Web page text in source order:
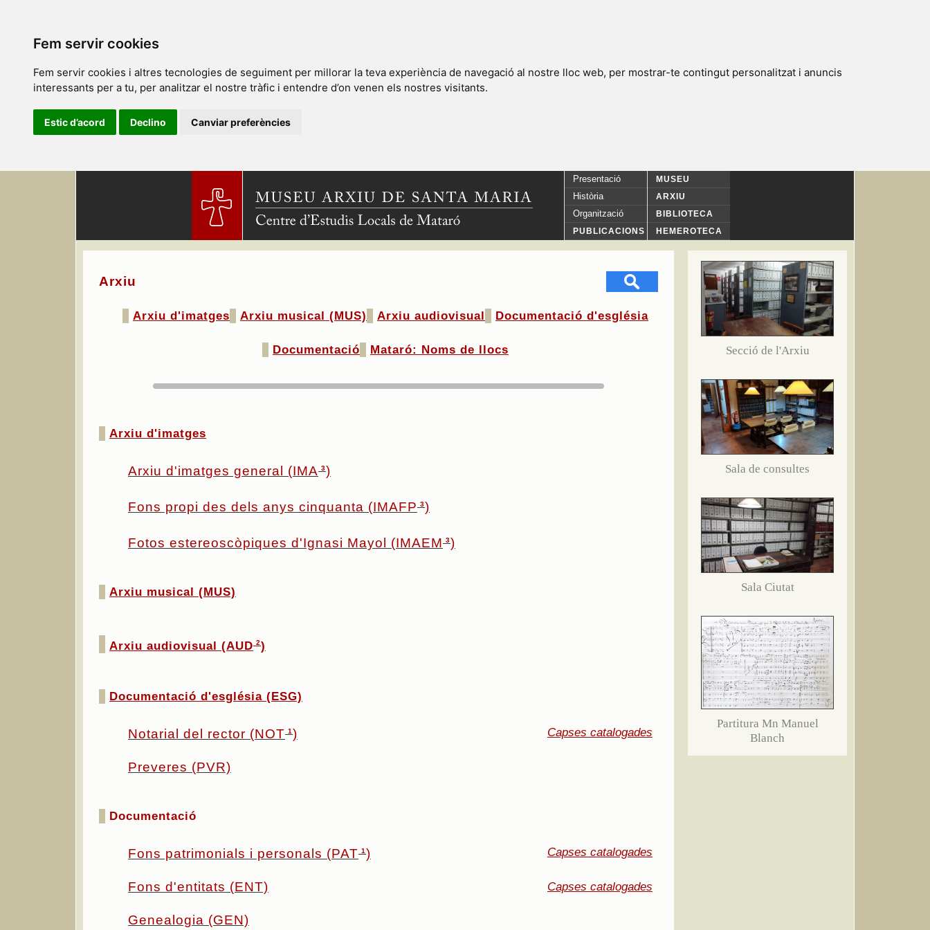
Fem servir cookies
Fem servir cookies i altres tecnologies de seguiment per millorar la teva experiència de navegació al nostre lloc web, per mostrar-te contingut personalitzat i anuncis
interessants per a tu, per analitzar el nostre tràfic i entendre d’on venen els nostres visitants.
Estic d’acord Declino Canviar preferències
Presentació
Història
Organització
PUBLICACIONS
MUSEU
ARXIU
BIBLIOTECA
HEMEROTECA
Arxiu
Arxiu d'imatges Arxiu musical (MUS) Arxiu audiovisual Documentació d'església
Documentació Mataró: Noms de llocs
Arxiu d'imatges
Arxiu d'imatges general (IMA 3)
Fons propi des dels anys cinquanta (IMAFP 3)
Fotos estereoscòpiques d'Ignasi Mayol (IMAEM 3)
Arxiu musical (MUS)
Arxiu audiovisual (AUD 2)
Documentació d'església (ESG)
Notarial del rector (NOT 1 ) Capses catalogades
Preveres (PVR)
Documentació
Fons patrimonials i personals (PAT 1 ) Capses catalogades
Fons d'entitats (ENT) Capses catalogades
Genealogia (GEN)
Secció de l'Arxiu
Sala de consultes
Sala Ciutat
Partitura Mn Manuel
Blanch